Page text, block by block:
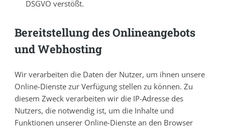
DSGVO verstößt.
Bereitstellung des Onlineangebots
und Webhosting
Wir verarbeiten die Daten der Nutzer, um ihnen unsere
Online-Dienste zur Verfügung stellen zu können. Zu
diesem Zweck verarbeiten wir die IP-Adresse des
Nutzers, die notwendig ist, um die Inhalte und
Funktionen unserer Online-Dienste an den Browser